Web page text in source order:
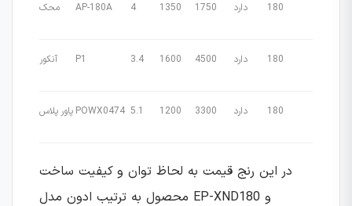
محک AP-180A 4 1350 1750 دارد 180
آنکور P1 3.4 1600 4500 دارد 180
پاور پلاس POWX0474 5.1 1200 3300 دارد 180
در این رنج قیمت به لحاظ توان و کیفیت ساخت
محصول به ترتیب ادون مدل EP-XND180 و